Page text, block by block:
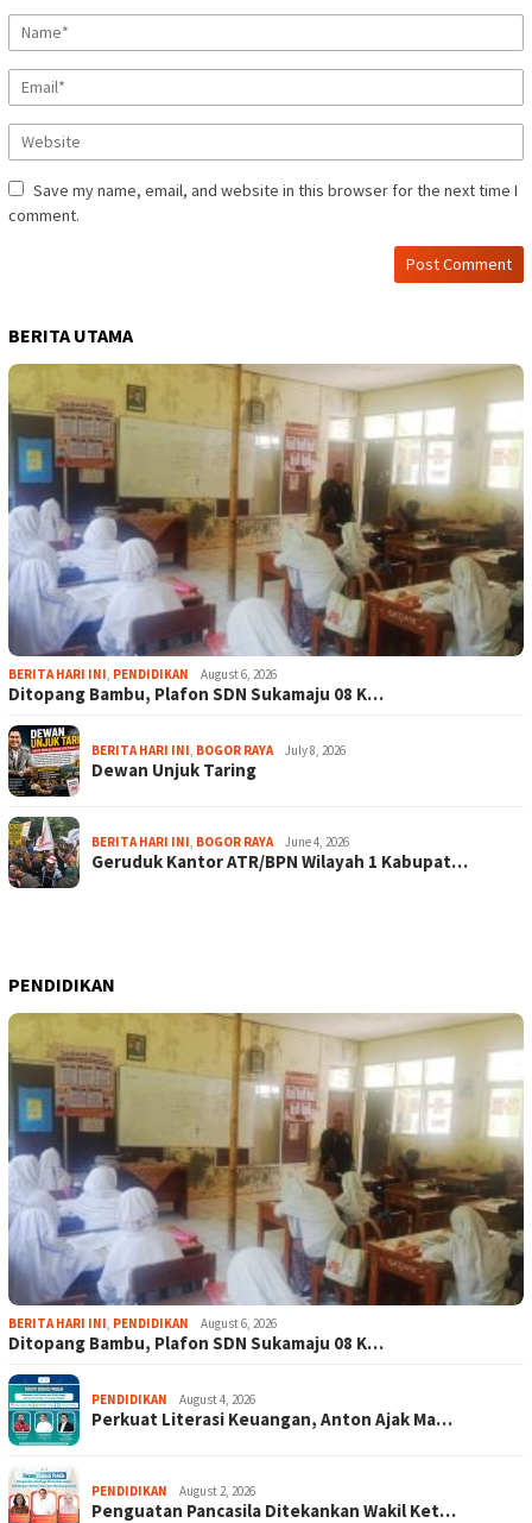
Save my name, email, and website in this browser for the next time I
comment.
BERITA UTAMA
BERITA HARI INI, PENDIDIKAN August 6, 2026
Ditopang Bambu, Plafon SDN Sukamaju 08 K…
BERITA HARI INI, BOGOR RAYA July 8, 2026
Dewan Unjuk Taring
BERITA HARI INI, BOGOR RAYA June 4, 2026
Geruduk Kantor ATR/BPN Wilayah 1 Kabupat…
PENDIDIKAN
BERITA HARI INI PENDIDIKAN August 6, 2026
Ditopang Bambu, Plafon SDN Sukamaju 08 K…
PENDIDIKAN August 4, 2026
Perkuat Literasi Keuangan, Anton Ajak Ma…
PENDIDIKAN August 2, 2026
Penguatan Pancasila Ditekankan Wakil Ket…